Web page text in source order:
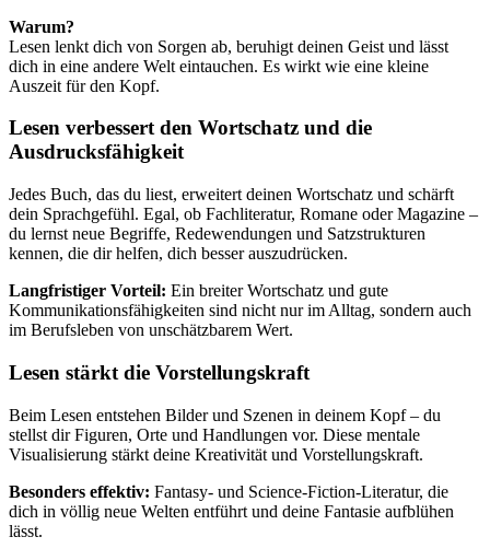
Warum?
Lesen lenkt dich von Sorgen ab, beruhigt deinen Geist und lässt
dich in eine andere Welt eintauchen. Es wirkt wie eine kleine
Auszeit für den Kopf.
Lesen verbessert den Wortschatz und die
Ausdrucksfähigkeit
Jedes Buch, das du liest, erweitert deinen Wortschatz und schärft
dein Sprachgefühl. Egal, ob Fachliteratur, Romane oder Magazine –
du lernst neue Begriffe, Redewendungen und Satzstrukturen
kennen, die dir helfen, dich besser auszudrücken.
Langfristiger Vorteil: Ein breiter Wortschatz und gute
Kommunikationsfähigkeiten sind nicht nur im Alltag, sondern auch
im Berufsleben von unschätzbarem Wert.
Lesen stärkt die Vorstellungskraft
Beim Lesen entstehen Bilder und Szenen in deinem Kopf – du
stellst dir Figuren, Orte und Handlungen vor. Diese mentale
Visualisierung stärkt deine Kreativität und Vorstellungskraft.
Besonders effektiv: Fantasy- und Science-Fiction-Literatur, die
dich in völlig neue Welten entführt und deine Fantasie aufblühen
lässt.